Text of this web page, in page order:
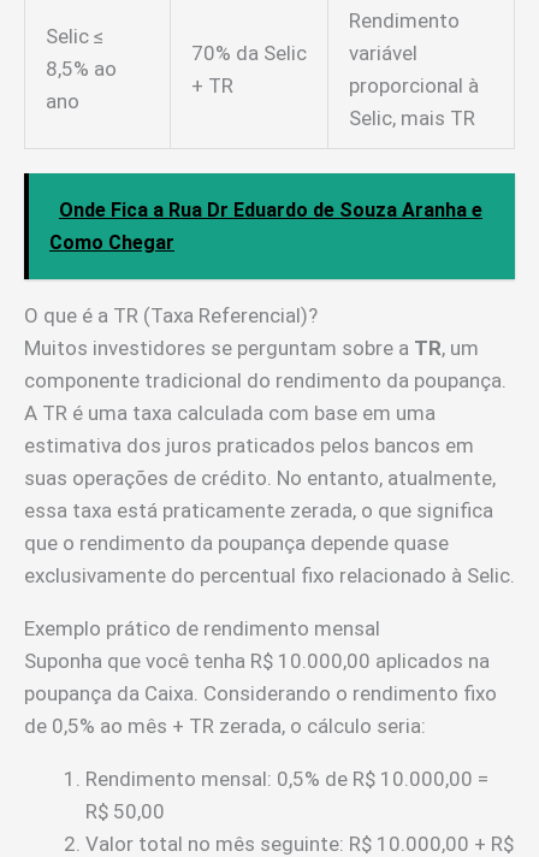
Selic ≤
8,5% ao
ano
70% da Selic
+ TR
Rendimento
variável
proporcional à
Selic, mais TR
Onde Fica a Rua Dr Eduardo de Souza Aranha e
Como Chegar
O que é a TR (Taxa Referencial)?
Muitos investidores se perguntam sobre a TR, um
componente tradicional do rendimento da poupança.
A TR é uma taxa calculada com base em uma
estimativa dos juros praticados pelos bancos em
suas operações de crédito. No entanto, atualmente,
essa taxa está praticamente zerada, o que significa
que o rendimento da poupança depende quase
exclusivamente do percentual fixo relacionado à Selic.
Exemplo prático de rendimento mensal
Suponha que você tenha R$ 10.000,00 aplicados na
poupança da Caixa. Considerando o rendimento fixo
de 0,5% ao mês + TR zerada, o cálculo seria:
Rendimento mensal: 0,5% de R$ 10.000,00 =
R$ 50,00
Valor total no mês seguinte: R$ 10.000,00 + R$